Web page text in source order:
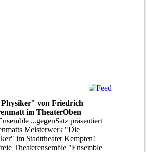
von Friedrich
im TheaterOben
...gegenSatz präsentiert
Meisterwerk "Die
im Stadttheater Kempten!
Theaterensemble "Ensemble